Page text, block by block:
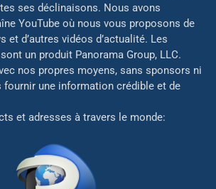
ses déclinaisons. Nous avons
YouTube où nous vous proposons de
et d’autres vidéos d’actualité. Les
un produit Panorama Group, LLC.
nos propres moyens, sans sponsors ni
fournir une information crédible et de
et adresses à travers le monde: